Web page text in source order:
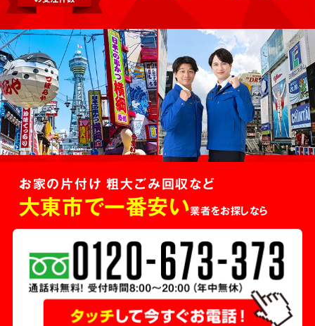
お家の片付け 粗大ごみ回収など
大東市で一番安い業者をお探しなら